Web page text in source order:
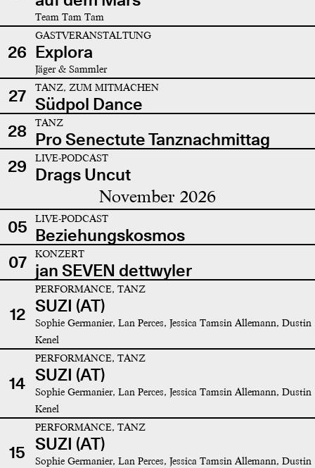
Team Tam Tam
26
GASTVERANSTALTUNG
Explora
Jäger & Sammler
27 TANZ, ZUM MITMACHEN
Südpol Dance
28
TANZ
Pro Senectute Tanznachmittag
29
LIVE-PODCAST
Drags Uncut
November 2026
05 LIVE-PODCAST
Beziehungskosmos
07
KONZERT
jan SEVEN dettwyler
12
PERFORMANCE, TANZ
SUZI (AT)
Sophie Germanier, Lan Perces, Jessica Tamsin Allemann, Dustin
Kenel
14
PERFORMANCE, TANZ
SUZI (AT)
Sophie Germanier, Lan Perces, Jessica Tamsin Allemann, Dustin
Kenel
15
PERFORMANCE, TANZ
SUZI (AT)
Sophie Germanier, Lan Perces, Jessica Tamsin Allemann, Dustin